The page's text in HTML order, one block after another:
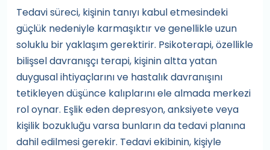
Tedavi süreci, kişinin tanıyı kabul etmesindeki
güçlük nedeniyle karmaşıktır ve genellikle uzun
soluklu bir yaklaşım gerektirir. Psikoterapi, özellikle
bilişsel davranışçı terapi, kişinin altta yatan
duygusal ihtiyaçlarını ve hastalık davranışını
tetikleyen düşünce kalıplarını ele almada merkezi
rol oynar. Eşlik eden depresyon, anksiyete veya
kişilik bozukluğu varsa bunların da tedavi planına
dahil edilmesi gerekir. Tedavi ekibinin, kişiyle